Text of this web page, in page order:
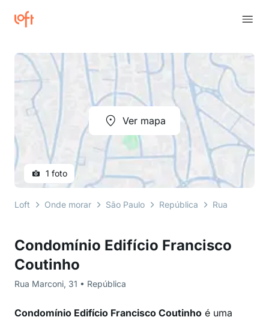
Condomínio Edifício Francisco
Coutinho
Rua Marconi, 31 • República
Condomínio Edifício Francisco Coutinho é uma
Ver mapa
1 foto
Loft Onde morar São Paulo República Rua Marconi